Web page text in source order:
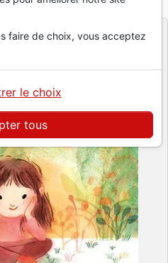
faire de choix, vous acceptez
tous
le choix